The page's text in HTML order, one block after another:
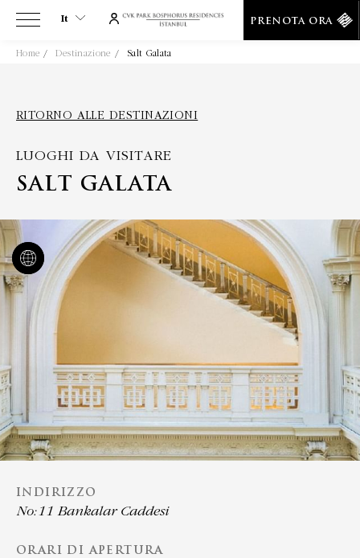
It
It
De
Ar
Ru
He
PRENOTA ORA
Home Destinazione Salt Galata
RITORNO ALLE DESTINAZIONI
LUOGHI DA VISITARE
SALT GALATA
INDIRIZZO
No:11 Bankalar Caddesi
ORARI DI APERTURA